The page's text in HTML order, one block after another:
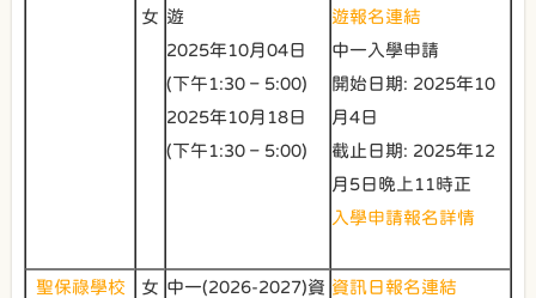
女 遊
2025年10月04日
(下午1:30 – 5:00)
2025年10月18日
(下午1:30 – 5:00)
遊報名連結
中一入學申請
開始日期: 2025年10
月4日
截止日期: 2025年12
月5日晚上11時正
入學申請報名詳情
聖保祿學校 女 中一(2026-2027)資 資訊日報名連結